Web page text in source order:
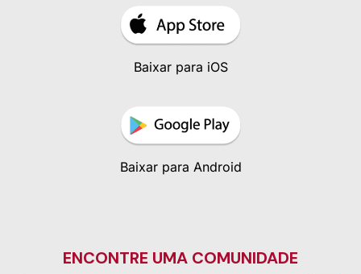
Baixar para iOS
Baixar para Android
ENCONTRE UMA COMUNIDADE